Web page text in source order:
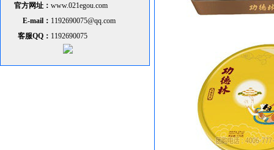
官方网址：www.021egou.com
E-mail： 1192690075@qq.com
客服QQ： 1192690075